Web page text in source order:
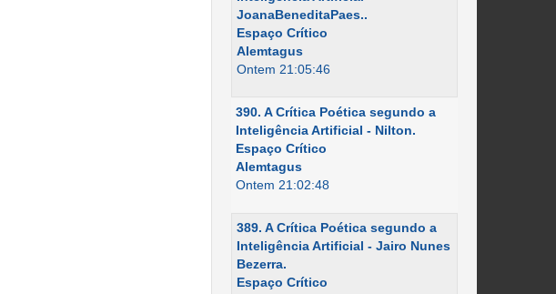
JoanaBeneditaPaes..
Espaço Crítico
Alemtagus
Ontem 21:05:46
390. A Crítica Poética segundo a
Inteligência Artificial - Nilton.
Espaço Crítico
Alemtagus
Ontem 21:02:48
389. A Crítica Poética segundo a
Inteligência Artificial - Jairo Nunes
Bezerra.
Espaço Crítico